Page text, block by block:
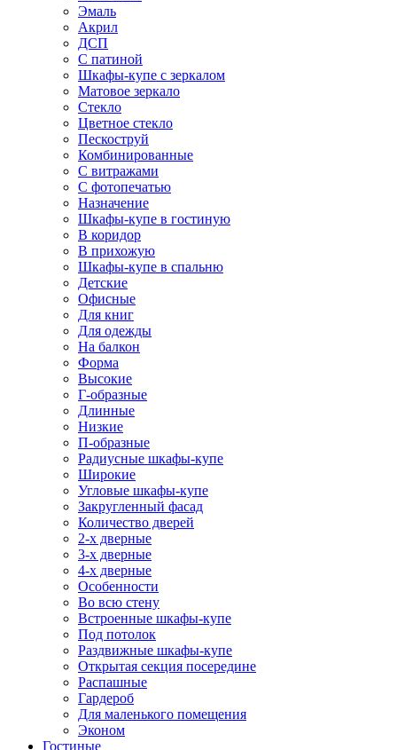
Эмаль
Акрил
ДСП
С патиной
Шкафы-купе с зеркалом
Матовое зеркало
Стекло
Цветное стекло
Пескоструй
Комбинированные
С витражами
С фотопечатью
Назначение
Шкафы-купе в гостиную
В коридор
В прихожую
Шкафы-купе в спальню
Детские
Офисные
Для книг
Для одежды
На балкон
Форма
Высокие
Г-образные
Длинные
Низкие
П-образные
Радиусные шкафы-купе
Широкие
Угловые шкафы-купе
Закругленный фасад
Количество дверей
2-х дверные
3-х дверные
4-х дверные
Особенности
Во всю стену
Встроенные шкафы-купе
Под потолок
Раздвижные шкафы-купе
Открытая секция посередине
Распашные
Гардероб
Для маленького помещения
Эконом
Гостиные